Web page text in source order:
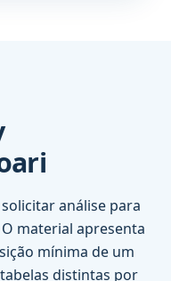
análise para
material apresenta
mínima de um
distintas por